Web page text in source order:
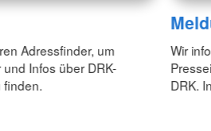
Adressfinder, um
Infos über DRK-
finden.
Wir
DRK.